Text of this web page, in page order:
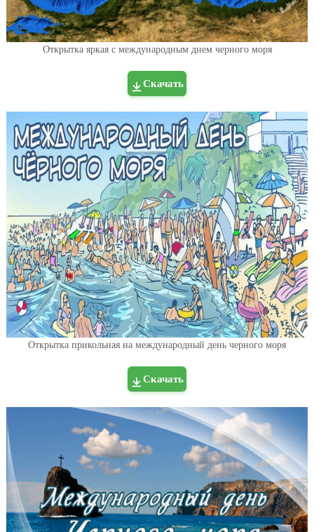
Открытка яркая с международным днем черного моря
Скачать
Открытка прикольная на международный день черного моря
Скачать